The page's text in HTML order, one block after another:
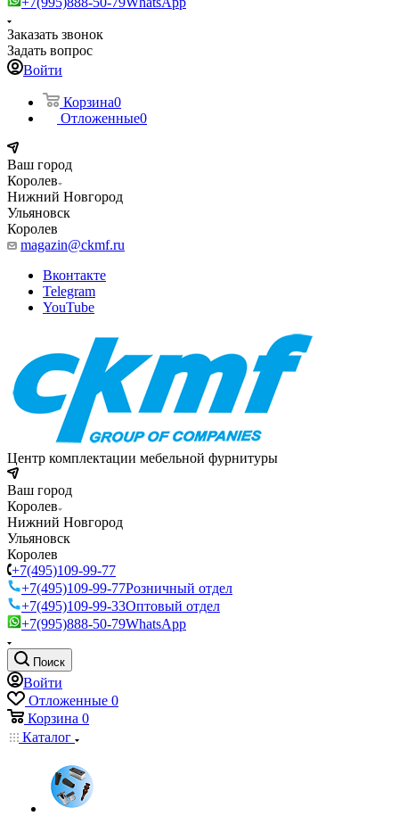
Заказать звонок
Задать вопрос
Войти
Корзина0
Отложенные0
Ваш город
Королев
Нижний Новгород
Ульяновск
Королев
magazin@ckmf.ru
Вконтакте
Telegram
YouTube
Центр комплектации мебельной фурнитуры
Ваш город
Королев
Нижний Новгород
Ульяновск
Королев
+7(495)109-99-77
+7(495)109-99-77Розничный отдел
+7(495)109-99-33Оптовый отдел
+7(995)888-50-79WhatsApp
Поиск
Войти
Отложенные 0
Корзина 0
Каталог